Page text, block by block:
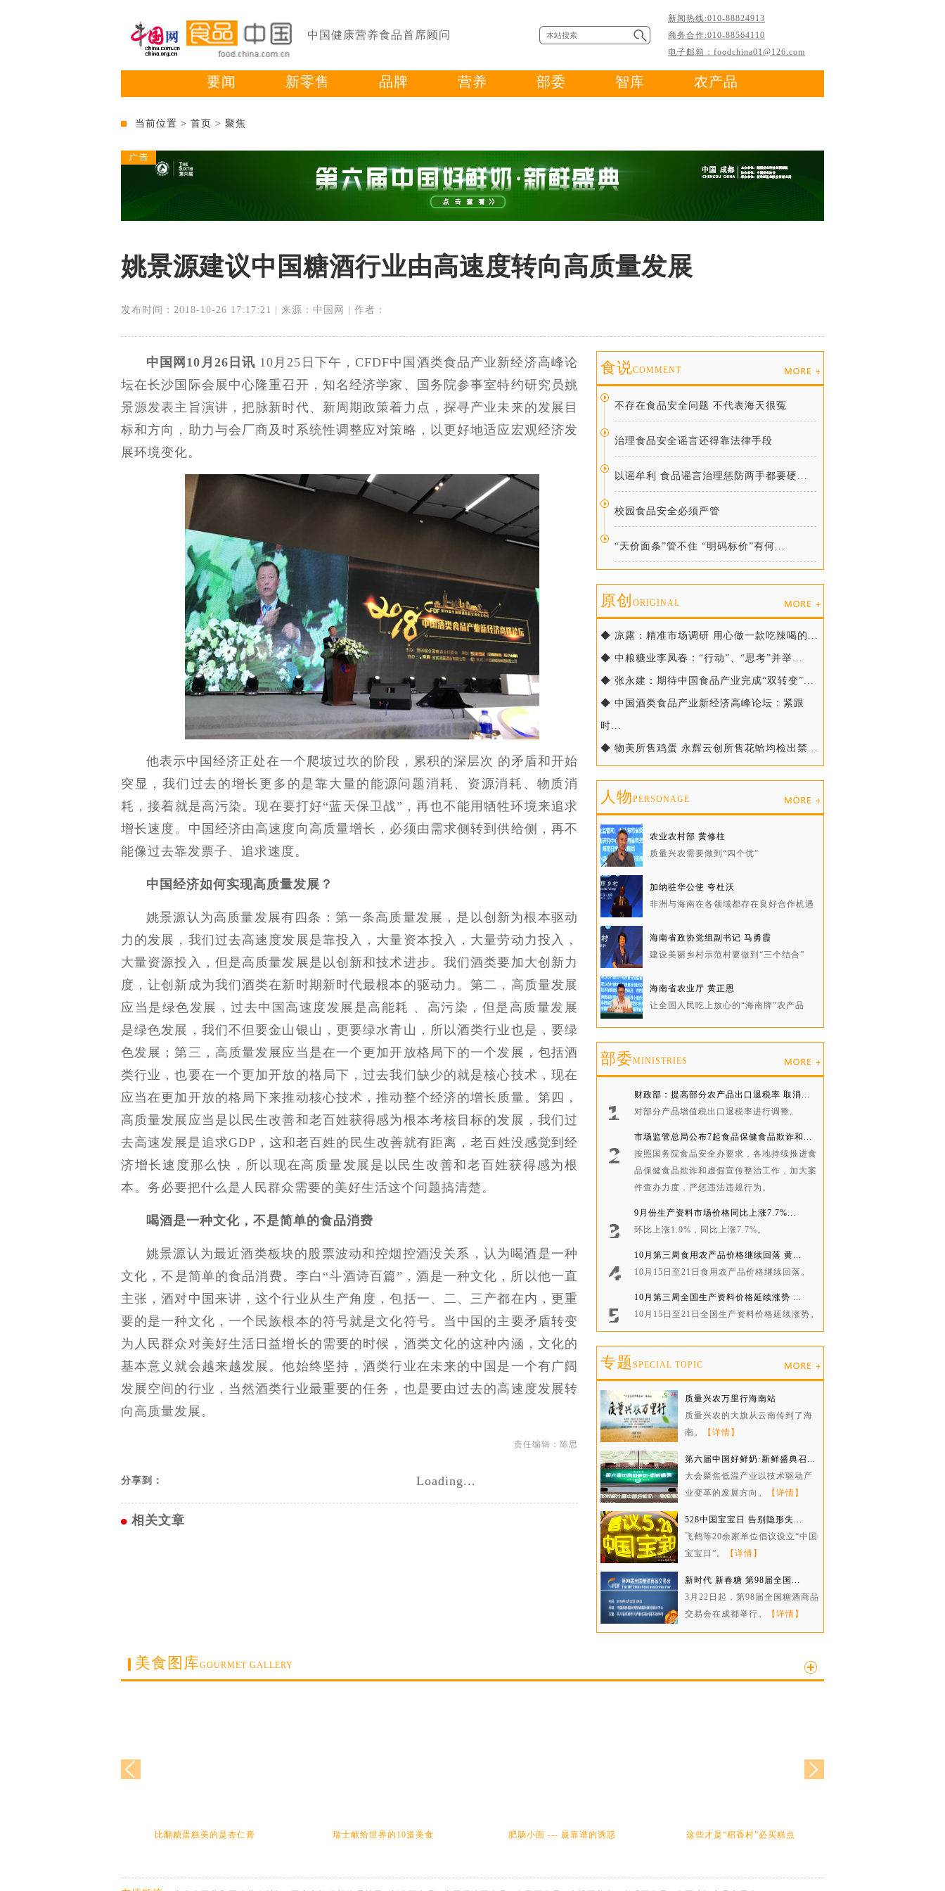
中国健康营养食品首席顾问
新闻热线:010-88824913
商务合作:010-88564110
电子邮箱：foodchina01@126.com
要闻 新零售 品牌 营养 部委 智库 农产品
当前位置 > 首页 > 聚焦
姚景源建议中国糖酒行业由高速度转向高质量发展
发布时间：2018-10-26 17:17:21 | 来源：中国网 | 作者：
中国网10月26日讯 10月25日下午，CFDF中国酒类食品产业新经济高峰论
坛在长沙国际会展中心隆重召开，知名经济学家、国务院参事室特约研究员姚
景源发表主旨演讲，把脉新时代、新周期政策着力点，探寻产业未来的发展目
标和方向，助力与会厂商及时系统性调整应对策略，以更好地适应宏观经济发
展环境变化。
他表示中国经济正处在一个爬坡过坎的阶段，累积的深层次 的矛盾和开始
突显，我们过去的增长更多的是靠大量的能源问题消耗、资源消耗、物质消
耗，接着就是高污染。现在要打好“蓝天保卫战”，再也不能用牺牲环境来追求
增长速度。中国经济由高速度向高质量增长，必须由需求侧转到供给侧，再不
能像过去靠发票子、追求速度。
中国经济如何实现高质量发展？
姚景源认为高质量发展有四条：第一条高质量发展，是以创新为根本驱动
力的发展，我们过去高速度发展是靠投入，大量资本投入，大量劳动力投入，
大量资源投入，但是高质量发展是以创新和技术进步。我们酒类要加大创新力
度，让创新成为我们酒类在新时期新时代最根本的驱动力。第二，高质量发展
应当是绿色发展，过去中国高速度发展是高能耗 、高污染，但是高质量发展
是绿色发展，我们不但要金山银山，更要绿水青山，所以酒类行业也是，要绿
色发展；第三，高质量发展应当是在一个更加开放格局下的一个发展，包括酒
类行业，也要在一个更加开放的格局下，过去我们缺少的就是核心技术，现在
应当在更加开放的格局下来推动核心技术，推动整个经济的增长质量。第四，
高质量发展应当是以民生改善和老百姓获得感为根本考核目标的发展，我们过
去高速发展是追求GDP，这和老百姓的民生改善就有距离，老百姓没感觉到经
济增长速度那么快，所以现在高质量发展是以民生改善和老百姓获得感为根
本。务必要把什么是人民群众需要的美好生活这个问题搞清楚。
喝酒是一种文化，不是简单的食品消费
姚景源认为最近酒类板块的股票波动和控烟控酒没关系，认为喝酒是一种
文化，不是简单的食品消费。李白“斗酒诗百篇”，酒是一种文化，所以他一直
主张，酒对中国来讲，这个行业从生产角度，包括一、二、三产都在内，更重
要的是一种文化，一个民族根本的符号就是文化符号。当中国的主要矛盾转变
为人民群众对美好生活日益增长的需要的时候，酒类文化的这种内涵，文化的
基本意义就会越来越发展。他始终坚持，酒类行业在未来的中国是一个有广阔
发展空间的行业，当然酒类行业最重要的任务，也是要由过去的高速度发展转
向高质量发展。
责任编辑：陈思
分享到： Loading...
相关文章
食说COMMENT
不存在食品安全问题 不代表海天很冤
治理食品安全谣言还得靠法律手段
以谣牟利 食品谣言治理惩防两手都要硬...
校园食品安全必须严管
“天价面条”管不住 “明码标价”有何...
原创 ORIGINAL
◆ 凉露：精准市场调研 用心做一款吃辣喝的...
◆ 中粮糖业李凤春：“行动”、“思考”并举...
◆ 张永建：期待中国食品产业完成“双转变”...
◆ 中国酒类食品产业新经济高峰论坛：紧跟
时...
◆ 物美所售鸡蛋 永辉云创所售花蛤均检出禁...
人物PERSONAGE
农业农村部 黄修柱
质量兴农需要做到“四个优”
加纳驻华公使 夸杜沃
非洲与海南在各领域都存在良好合作机遇
海南省政协党组副书记 马勇霞
建设美丽乡村示范村要做到“三个结合”
海南省农业厅 黄正恩
让全国人民吃上放心的“海南牌”农产品
部委MINISTRIES
财政部：提高部分农产品出口退税率 取消...
对部分产品增值税出口退税率进行调整。
市场监管总局公布7起食品保健食品欺诈和...
按照国务院食品安全办要求，各地持续推进食
品保健食品欺诈和虚假宣传整治工作，加大案
件查办力度，严惩违法违规行为。
9月份生产资料市场价格同比上涨7.7%...
环比上涨1.9%，同比上涨7.7%。
10月第三周食用农产品价格继续回落 黄...
10月15日至21日食用农产品价格继续回落。
10月第三周全国生产资料价格延续涨势 ...
10月15日至21日全国生产资料价格延续涨势。
专题SPECIAL TOPIC
质量兴农万里行海南站
质量兴农的大旗从云南传到了海
南。
【详情】
第六届中国好鲜奶·新鲜盛典召...
大会聚焦低温产业以技术驱动产
业变革的发展方向。
【详情】
528中国宝宝日 告别隐形失...
飞鹤等20余家单位倡议设立“中国
宝宝日”。
【详情】
新时代 新春糖 第98届全国...
3月22日起，第98届全国糖酒商品
交易会在成都举行。
【详情】
美食图库GOURMET GALLERY
比翻糖蛋糕美的是杏仁膏 瑞士献给世界的10道美食 肥肠小面 --- 最靠谱的诱惑 这些才是“稻香村”必买糕点